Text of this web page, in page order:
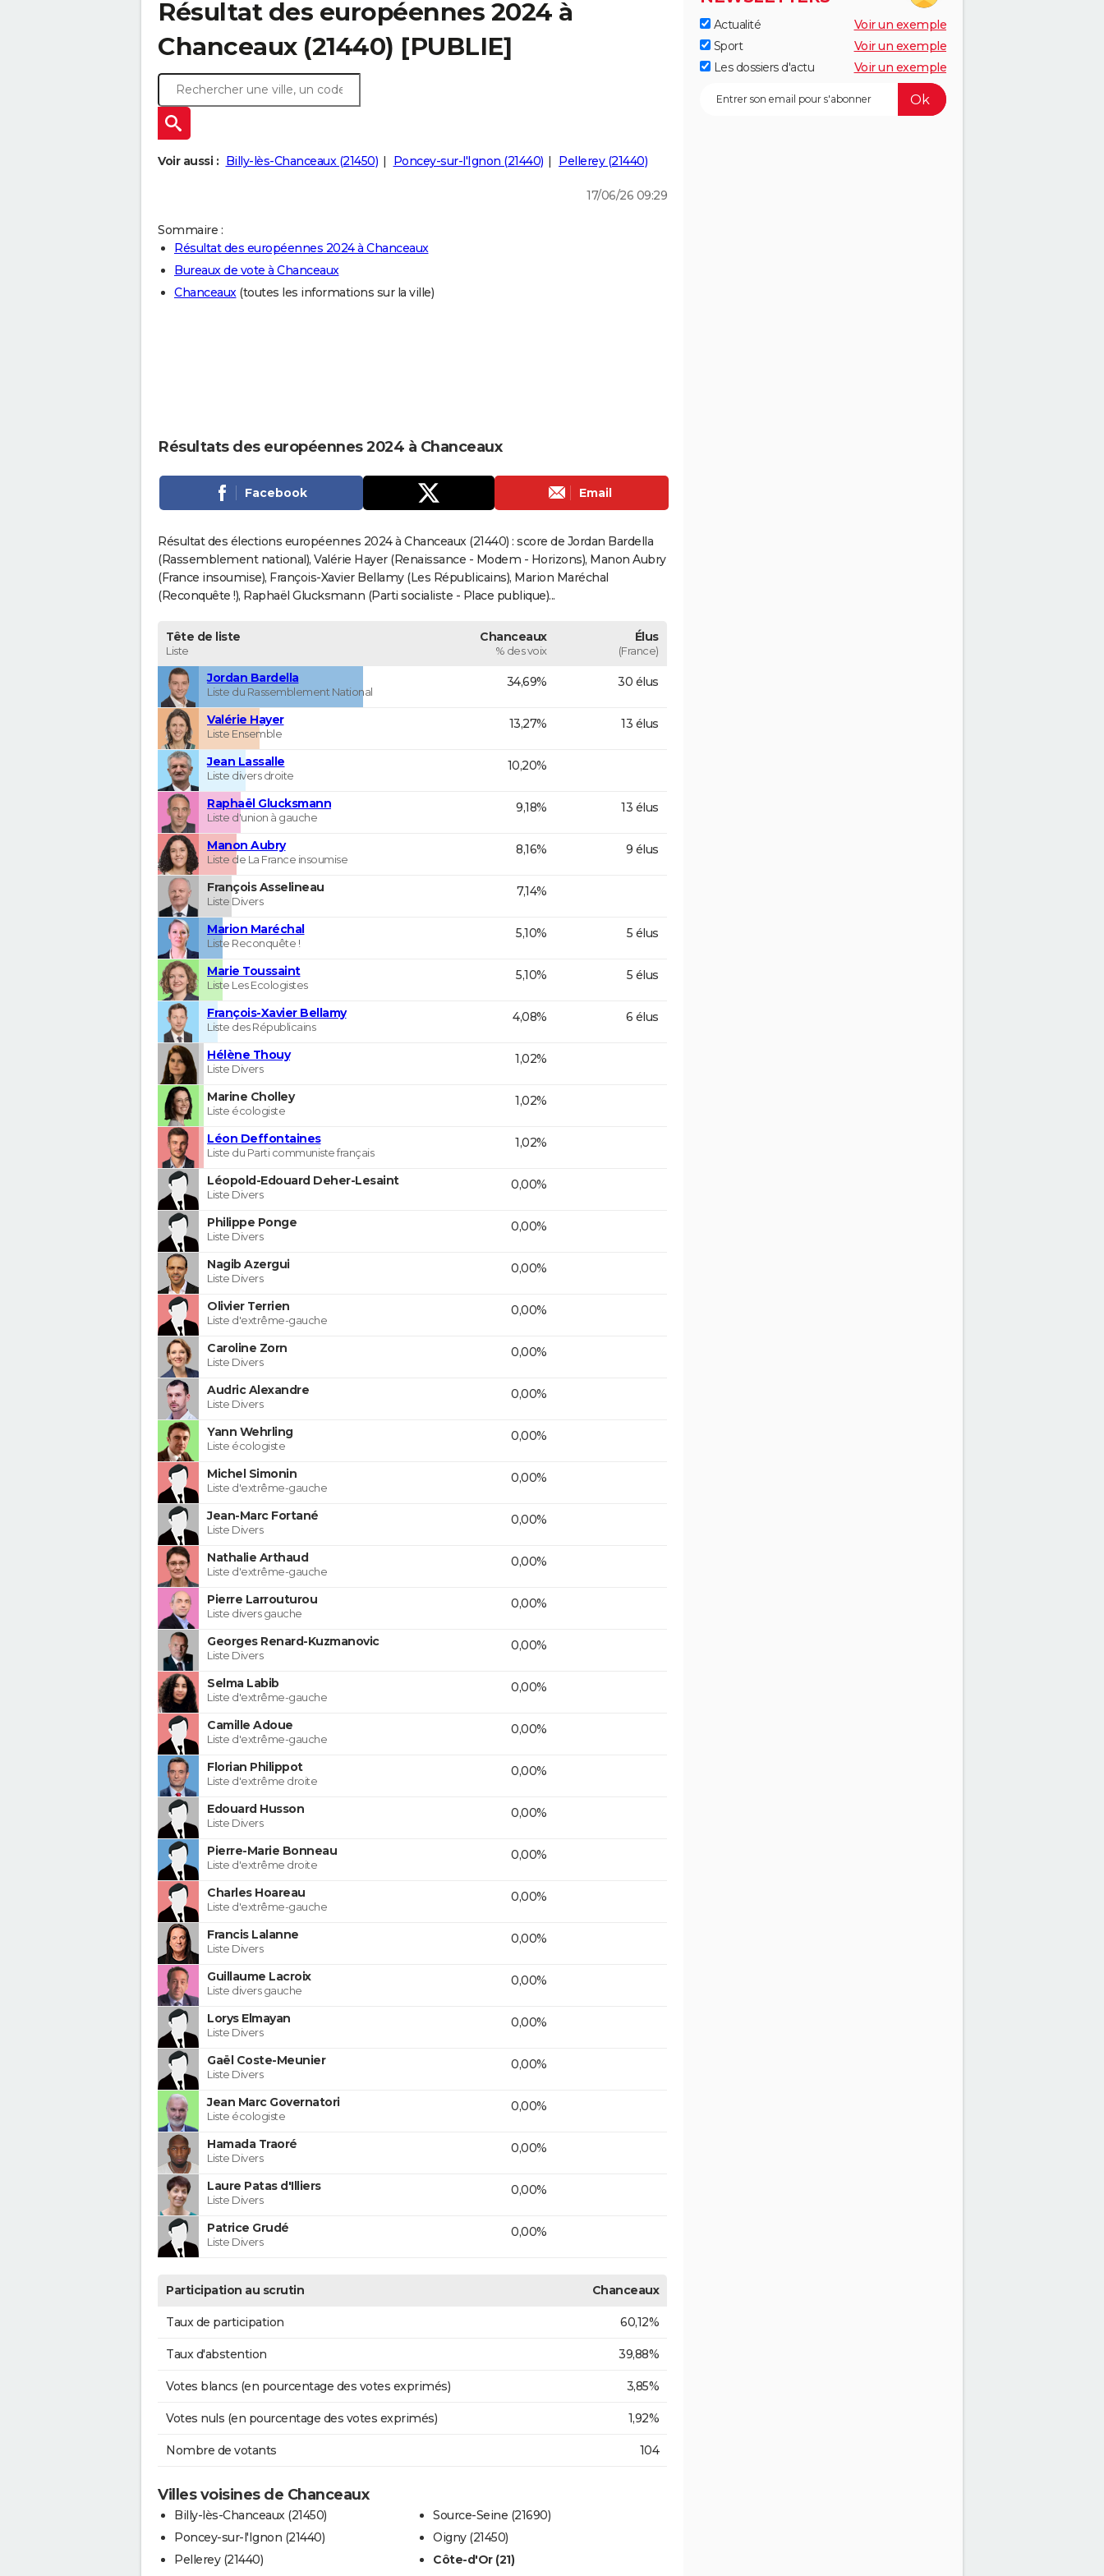
Résultat des européennes 2024 à
Chanceaux (21440) [PUBLIE]
Voir aussi : Billy-lès-Chanceaux (21450) Poncey-sur-l'Ignon (21440) Pellerey (21440)
17/06/26 09:29
Sommaire :
Résultat des européennes 2024 à Chanceaux
Bureaux de vote à Chanceaux
Chanceaux(toutes les informations sur la ville)
Résultats des européennes 2024 à Chanceaux
Facebook Email
Résultat des élections européennes 2024 à Chanceaux (21440) : score de Jordan Bardella
(Rassemblement national), Valérie Hayer (Renaissance - Modem - Horizons), Manon Aubry
(France insoumise), François-Xavier Bellamy (Les Républicains), Marion Maréchal
(Reconquête !), Raphaël Glucksmann (Parti socialiste - Place publique)...
Tête de liste
Liste
Chanceaux
% des voix
Élus
(France)
Jordan Bardella
Liste du Rassemblement National
34,69% 30 élus
Valérie Hayer
Liste Ensemble
13,27% 13 élus
Jean Lassalle
Liste divers droite
10,20%
Raphaël Glucksmann
Liste d'union à gauche
9,18% 13 élus
Manon Aubry
Liste de La France insoumise
8,16% 9 élus
François Asselineau
Liste Divers
7,14%
Marion Maréchal
Liste Reconquête !
5,10% 5 élus
Marie Toussaint
Liste Les Ecologistes
5,10% 5 élus
François-Xavier Bellamy
Liste des Républicains
4,08% 6 élus
Hélène Thouy
Liste Divers
1,02%
Marine Cholley
Liste écologiste
1,02%
Léon Deffontaines
Liste du Parti communiste français
1,02%
Léopold-Edouard Deher-Lesaint
Liste Divers
0,00%
Philippe Ponge
Liste Divers
0,00%
Nagib Azergui
Liste Divers
0,00%
Olivier Terrien
Liste d'extrême-gauche
0,00%
Caroline Zorn
Liste Divers
0,00%
Audric Alexandre
Liste Divers
0,00%
Yann Wehrling
Liste écologiste
0,00%
Michel Simonin
Liste d'extrême-gauche
0,00%
Jean-Marc Fortané
Liste Divers
0,00%
Nathalie Arthaud
Liste d'extrême-gauche
0,00%
Pierre Larrouturou
Liste divers gauche
0,00%
Georges Renard-Kuzmanovic
Liste Divers
0,00%
Selma Labib
Liste d'extrême-gauche
0,00%
Camille Adoue
Liste d'extrême-gauche
0,00%
Florian Philippot
Liste d'extrême droite
0,00%
Edouard Husson
Liste Divers
0,00%
Pierre-Marie Bonneau
Liste d'extrême droite
0,00%
Charles Hoareau
Liste d'extrême-gauche
0,00%
Francis Lalanne
Liste Divers
0,00%
Guillaume Lacroix
Liste divers gauche
0,00%
Lorys Elmayan
Liste Divers
0,00%
Gaël Coste-Meunier
Liste Divers
0,00%
Jean Marc Governatori
Liste écologiste
0,00%
Hamada Traoré
Liste Divers
0,00%
Laure Patas d'Illiers
Liste Divers
0,00%
Patrice Grudé
Liste Divers
0,00%
Participation au scrutin Chanceaux
Taux de participation 60,12%
Taux d'abstention 39,88%
Votes blancs (en pourcentage des votes exprimés) 3,85%
Votes nuls (en pourcentage des votes exprimés) 1,92%
Nombre de votants 104
Villes voisines de Chanceaux
Billy-lès-Chanceaux (21450)
Poncey-sur-l'Ignon (21440)
Pellerey (21440)
Source-Seine (21690)
Oigny (21450)
Côte-d'Or (21)
Actualité
Voir un exemple
Sport
Voir un exemple
Les dossiers d'actu
Voir un exemple